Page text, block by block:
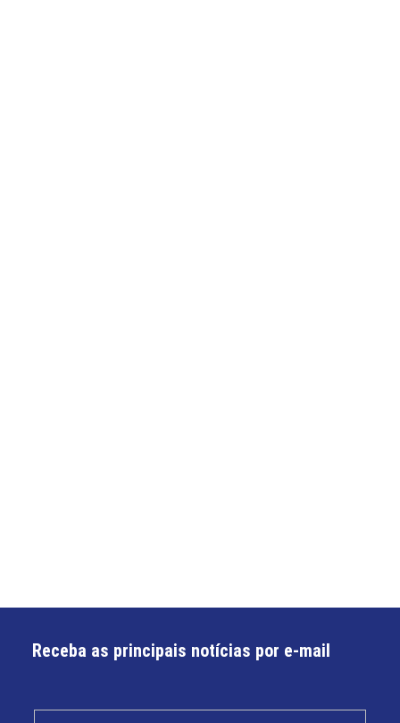
Receba as principais notícias por e-mail